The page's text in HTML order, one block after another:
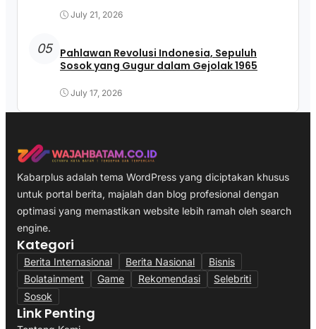
July 21, 2026
05 Pahlawan Revolusi Indonesia, Sepuluh
Sosok yang Gugur dalam Gejolak 1965
July 17, 2026
Kabarplus adalah tema WordPress yang diciptakan khusus
untuk portal berita, majalah dan blog profesional dengan
optimasi yang memastikan website lebih ramah oleh search
engine.
Kategori
Berita Internasional Berita Nasional
Bisnis
Bolatainment
Game Rekomendasi
Selebriti
Sosok
Link Penting